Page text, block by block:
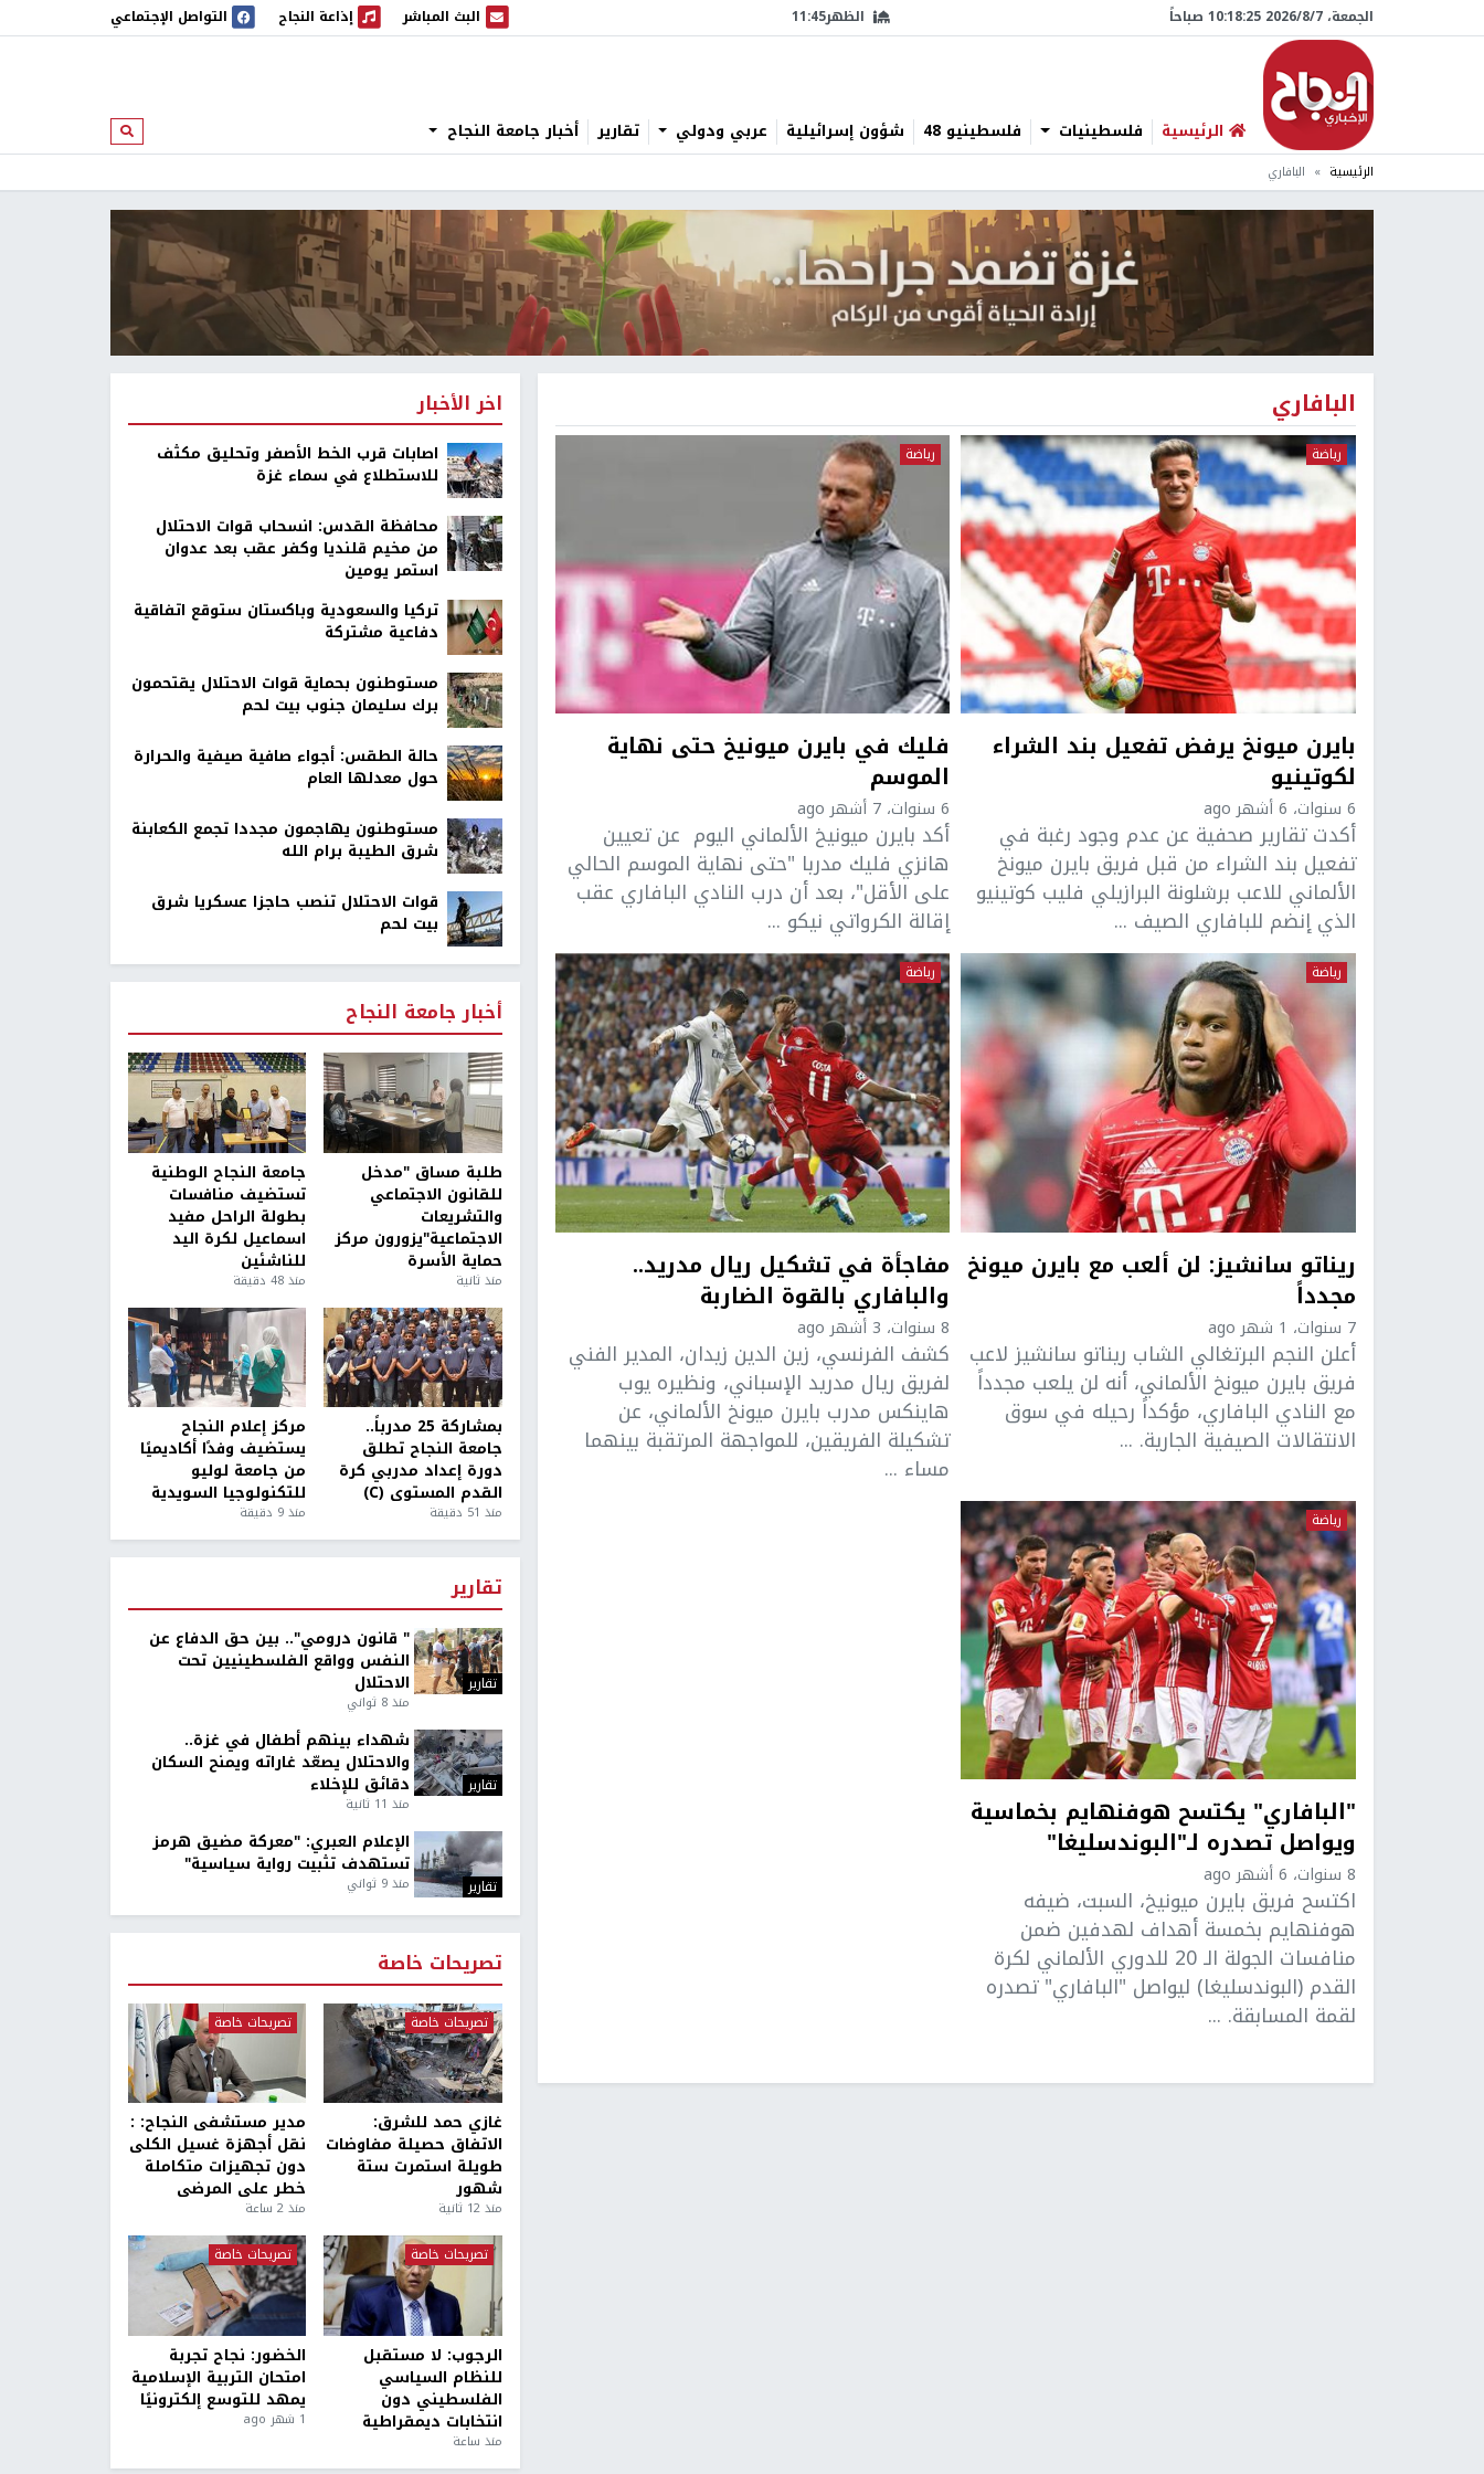
الجمعة، 7/‏8/‏2026 10:18:27 صباحاً الظهر11:45 البث المباشر
البث المباشر إذاعة النجاح
إذاعة النجاح التواصل الإجتماعي
الرئيسية فلسطينيات فلسطينيو 48 شؤون إسرائيلية عربي ودولي تقارير أخبار جامعة النجاح ابحث
الرئيسية البافاري
البافاري
رياضة
بايرن ميونخ يرفض تفعيل بند الشراء
لكوتينيو
6 سنوات، 6 أشهر ago
أكدت تقارير صحفية عن عدم وجود رغبة في
تفعيل بند الشراء من قبل فريق بايرن ميونخ
الألماني للاعب برشلونة البرازيلي فليب كوتينيو
الذي إنضم للبافاري الصيف ...
رياضة
فليك في بايرن ميونيخ حتى نهاية
الموسم
6 سنوات، 7 أشهر ago
أكد بايرن ميونيخ الألماني اليوم عن تعيين
هانزي فليك مدربا "حتى نهاية الموسم الحالي
على الأقل"، بعد أن درب النادي البافاري عقب
إقالة الكرواتي نيكو ...
رياضة
ريناتو سانشيز: لن ألعب مع بايرن ميونخ
مجدداً
7 سنوات، 1 شهر ago
أعلن النجم البرتغالي الشاب ريناتو سانشيز لاعب
فريق بايرن ميونخ الألماني، أنه لن يلعب مجدداً
مع النادي البافاري، مؤكداً رحيله في سوق
الانتقالات الصيفية الجارية. ...
رياضة
مفاجأة في تشكيل ريال مدريد..
والبافاري بالقوة الضاربة
8 سنوات، 3 أشهر ago
كشف الفرنسي، زين الدين زيدان، المدير الفني
لفريق ريال مدريد الإسباني، ونظيره يوب
هاينكس مدرب بايرن ميونخ الألماني، عن
تشكيلة الفريقين، للمواجهة المرتقبة بينهما
مساء ...
رياضة
"البافاري" يكتسح هوفنهايم بخماسية
ويواصل تصدره لـ"البوندسليغا"
8 سنوات، 6 أشهر ago
اكتسح فريق بايرن ميونيخ، السبت، ضيفه
هوفنهايم بخمسة أهداف لهدفين ضمن
منافسات الجولة الـ 20 للدوري الألماني لكرة
القدم (البوندسليغا) ليواصل "البافاري" تصدره
لقمة المسابقة. ...
اخر الأخبار
اصابات قرب الخط الأصفر وتحليق مكثف
للاستطلاع في سماء غزة
محافظة القدس: انسحاب قوات الاحتلال
من مخيم قلنديا وكفر عقب بعد عدوان
استمر يومين
تركيا والسعودية وباكستان ستوقع اتفاقية
دفاعية مشتركة
مستوطنون بحماية قوات الاحتلال يقتحمون
برك سليمان جنوب بيت لحم
حالة الطقس: أجواء صافية صيفية والحرارة
حول معدلها العام
مستوطنون يهاجمون مجددا تجمع الكعابنة
شرق الطيبة برام الله
قوات الاحتلال تنصب حاجزا عسكريا شرق
بيت لحم
أخبار جامعة النجاح
طلبة مساق "مدخل
للقانون الاجتماعي
والتشريعات
الاجتماعية"يزورون مركز
حماية الأسرة
منذ ثانية
جامعة النجاح الوطنية
تستضيف منافسات
بطولة الراحل مفيد
اسماعيل لكرة اليد
للناشئين
منذ 48 دقيقة
بمشاركة 25 مدرباً..
جامعة النجاح تطلق
دورة إعداد مدربي كرة
القدم المستوى (C)
منذ 51 دقيقة
مركز إعلام النجاح
يستضيف وفدًا أكاديميًا
من جامعة لوليو
للتكنولوجيا السويدية
منذ 9 دقيقة
تقارير
تقارير
" قانون درومي".. بين حق الدفاع عن
النفس وواقع الفلسطينيين تحت
الاحتلال
منذ 8 ثواني
تقارير
شهداء بينهم أطفال في غزة..
والاحتلال يصعّد غاراته ويمنح السكان
دقائق للإخلاء
منذ 11 ثانية
تقارير
الإعلام العبري: "معركة مضيق هرمز
تستهدف تثبيت رواية سياسية"
منذ 9 ثواني
تصريحات خاصة
تصريحات خاصة
غازي حمد للشرق:
الاتفاق حصيلة مفاوضات
طويلة استمرت ستة
شهور
منذ 12 ثانية
تصريحات خاصة
مدير مستشفى النجاح: :
نقل أجهزة غسيل الكلى
دون تجهيزات متكاملة
خطر على المرضى
منذ 2 ساعة
تصريحات خاصة
الرجوب: لا مستقبل
للنظام السياسي
الفلسطيني دون
انتخابات ديمقراطية
منذ ساعة
تصريحات خاصة
الخضور: نجاح تجربة
امتحان التربية الإسلامية
يمهد للتوسع إلكترونيًا
1 شهر ago